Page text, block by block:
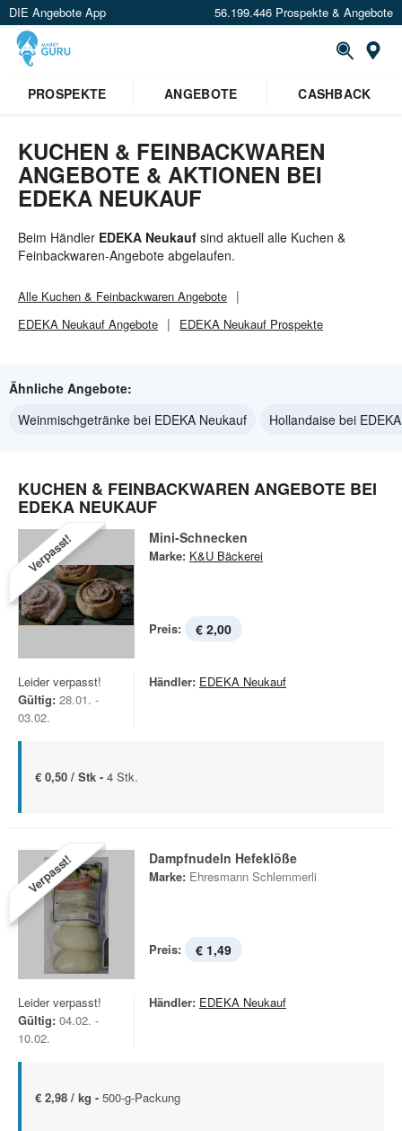
DIE Angebote App 56.199.446 Prospekte & Angebote
Standort festlegen
PROSPEKTE ANGEBOTE CASHBACK
KUCHEN & FEINBACKWAREN
ANGEBOTE & AKTIONEN BEI
EDEKA NEUKAUF
Beim Händler EDEKA Neukauf sind aktuell alle Kuchen &
Feinbackwaren-Angebote abgelaufen.
Alle Kuchen & Feinbackwaren Angebote
EDEKA Neukauf Angebote EDEKA Neukauf Prospekte
Ähnliche Angebote:
Weinmischgetränke bei EDEKA Neukauf
Hollandaise bei
KUCHEN & FEINBACKWAREN ANGEBOTE BEI
EDEKA NEUKAUF
Verpasst! Mini-Schnecken
Marke: K&U Bäckerei
Preis: € 2,00
Leider verpasst!
Gültig: 28.01. -
03.02.
Händler: EDEKA Neukauf
€ 0,50 / Stk - 4 Stk.
Verpasst! Dampfnudeln Hefeklöße
Marke: Ehresmann Schlemmerli
Preis: € 1,49
Leider verpasst!
Gültig: 04.02. -
10.02.
Händler: EDEKA Neukauf
€ 2,98 / kg - 500-g-Packung